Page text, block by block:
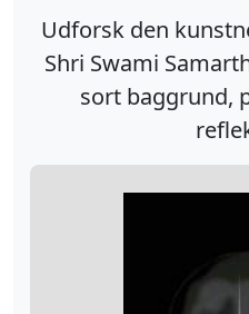
Udforsk den
Shri Swami
sort baggrund,